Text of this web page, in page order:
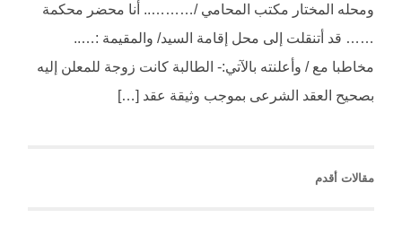
ومحله المختار مكتب المحامي /……….. أنا محضر محكمة
…… قد أتنقلت إلى محل إقامة السيد/ والمقيمة :…..
مخاطبا مع / وأعلنته بالآتي:- الطالبة كانت زوجة للمعلن إليه
بصحيح العقد الشرعى بموجب وثيقة عقد […]
مقالات أقدم